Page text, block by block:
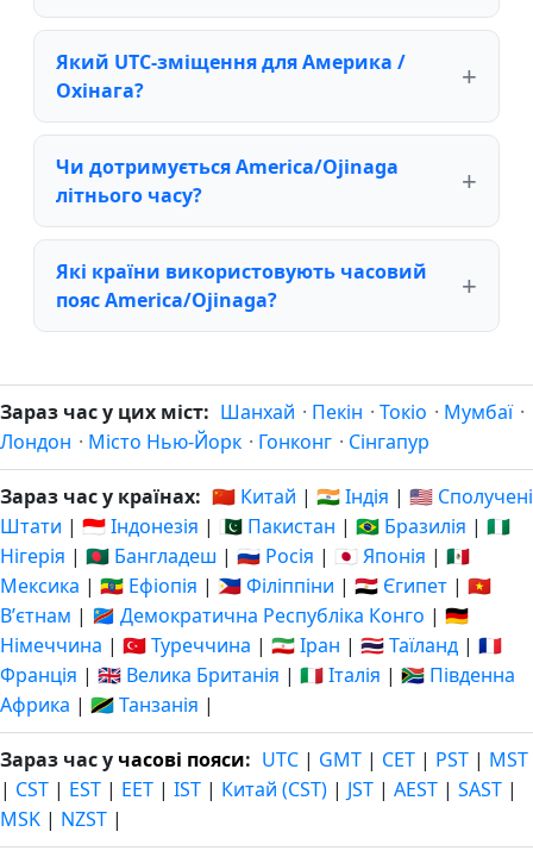
Який UTC-зміщення для Америка /
Охінага?
Чи дотримується America/Ojinaga
літнього часу?
Які країни використовують часовий
пояс America/Ojinaga?
Зараз час у цих міст: Шанхай · Пекін · Токіо · Мумбаї ·
Лондон · Місто Нью-Йорк · Гонконг · Сінгапур
Зараз час у країнах: 🇨🇳 Китай | 🇮🇳 Індія | 🇺🇸 Сполучені
Штати | 🇮🇩 Індонезія | 🇵🇰 Пакистан | 🇧🇷 Бразилія | 🇳🇬
Нігерія | 🇧🇩 Бангладеш | 🇷🇺 Росія | 🇯🇵 Японія | 🇲🇽
Мексика | 🇪🇹 Ефіопія | 🇵🇭 Філіппіни | 🇪🇬 Єгипет | 🇻🇳
Вʼєтнам | 🇨🇩 Демократична Республіка Конго | 🇩🇪
Німеччина | 🇹🇷 Туреччина | 🇮🇷 Іран | 🇹🇭 Таїланд | 🇫🇷
Франція | 🇬🇧 Велика Британія | 🇮🇹 Італія | 🇿🇦 Південна
Африка | 🇹🇿 Танзанія |
Зараз час у часові пояси: UTC | GMT | CET | PST | MST
| CST | EST | EET | IST | Китай (CST) | JST | AEST | SAST |
MSK | NZST |